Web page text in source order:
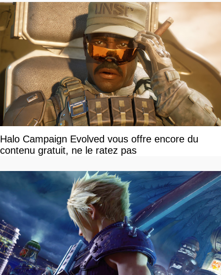
Halo Campaign Evolved vous offre encore du
contenu gratuit, ne le ratez pas